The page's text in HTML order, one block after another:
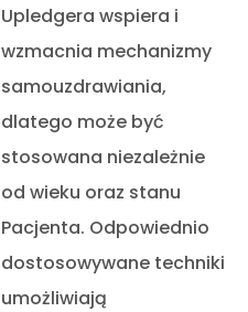
Upledgera wspiera i
wzmacnia mechanizmy
samouzdrawiania,
dlatego może być
stosowana niezależnie
od wieku oraz stanu
Pacjenta. Odpowiednio
dostosowywane techniki
umożliwiają